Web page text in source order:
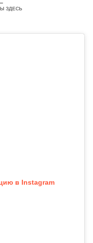
ЗДЕСЬ
в Instagram